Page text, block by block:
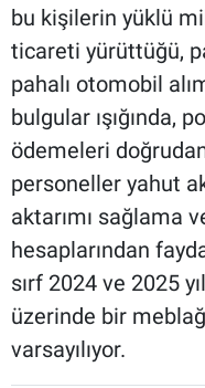
bu kişilerin yüklü
ticareti yürüttüğü,
pahalı otomobil
bulgular ışığında,
ödemeleri
personeller yahut
aktarımı sağlama
hesaplarından
sırf 2024 ve 2025
üzerinde bir
varsayılıyor.